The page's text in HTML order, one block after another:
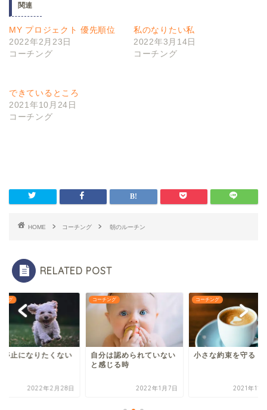
関連
MY プロジェクト 優先順位
2022年2月23日
コーチング
私のなりたい私
2022年3月14日
コーチング
できているところ
2021年10月24日
コーチング
HOME コーチング 朝のルーチン
RELATED POST
ング
停止になりたくない
2022年2月28日
コーチング
自分は認められていない
と感じる時
2022年1月7日
コーチング
小さな約束を守る
2021年11